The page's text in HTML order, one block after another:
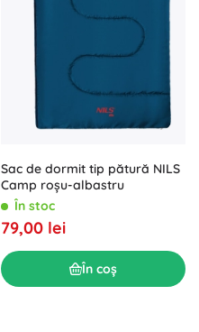
Sac de dormit tip pătură NILS
Camp roșu-albastru
În stoc
79,00 lei
În coș